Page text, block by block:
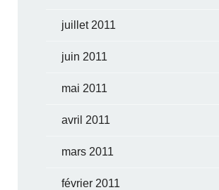
juillet 2011
juin 2011
mai 2011
avril 2011
mars 2011
février 2011